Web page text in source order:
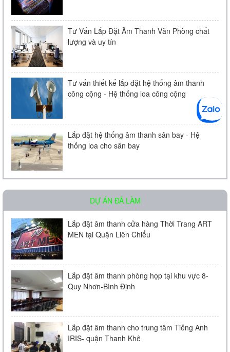
Loa âm trần KAC - 104 | Chính Hãng
Liên hệ
Micro Bosch LBC 2900/20
Liên hệ
Loa âm trần Bose FreeSpace DS 16F
Tư Vấn Lắp Đặt Âm Thanh Văn Phòng chất
lượng và uy tín
Tư vấn thiết kế lắp đặt hệ thống âm thanh
công cộng - Hệ thống loa công cộng
Lắp đặt hệ thống âm thanh sân bay - Hệ
thống loa cho sân bay
DỰ ÁN ĐÃ LÀM
Lắp đặt âm thanh cửa hàng Thời Trang ART
MEN tại Quận Liên Chiểu
Lắp đặt âm thanh phòng họp tại khu vực 8-
Quy Nhơn-Bình Định
Lắp đặt âm thanh cho trung tâm Tiếng Anh
IRIS- quận Thanh Khê